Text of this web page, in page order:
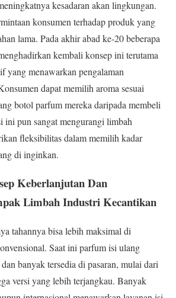
kesadaran akan lingkungan.
konsumen terhadap produk yang
lama. Pada akhir abad ke-20 beberapa
kembali konsep ini terutama
yang menawarkan pengalaman
dapat memilih aroma sesuai
botol parfum mereka daripada membeli
ini pun sangat mengurangi limbah
fleksibilitas dalam memilih kadar
di inginkan.
Keberlanjutan Dan
Limbah Industri Kecantikan
tahannya bisa lebih maksimal di
Saat ini parfum isi ulang
banyak tersedia di pasaran, mulai dari
versi yang lebih terjangkau. Banyak